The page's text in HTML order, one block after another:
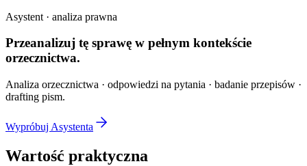
Asystent · analiza prawna
Przeanalizuj tę sprawę w pełnym kontekście
orzecznictwa.
Analiza orzecznictwa · odpowiedzi na pytania · badanie przepisów ·
drafting pism.
Wypróbuj Asystenta
Wartość praktyczna